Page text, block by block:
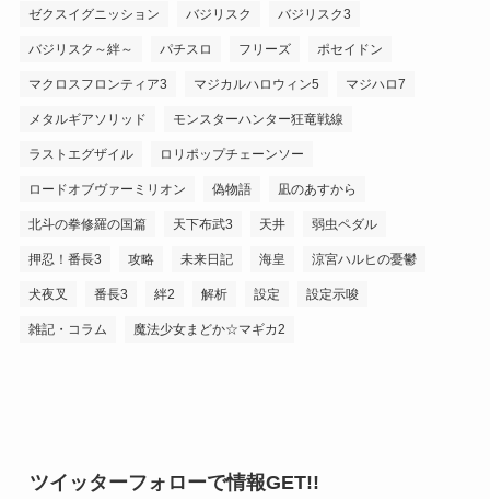
ゼクスイグニッション バジリスク バジリスク3
バジリスク～絆～ パチスロ フリーズ ポセイドン
マクロスフロンティア3 マジカルハロウィン5 マジハロ7
メタルギアソリッド モンスターハンター狂竜戦線
ラストエグザイル ロリポップチェーンソー
ロードオブヴァーミリオン 偽物語 凪のあすから
北斗の拳修羅の国篇 天下布武3 天井 弱虫ペダル
押忍！番長3 攻略 未来日記 海皇 涼宮ハルヒの憂鬱
犬夜叉 番長3 絆2 解析 設定 設定示唆
雑記・コラム 魔法少女まどか☆マギカ2
ツイッターフォローで情報GET!!